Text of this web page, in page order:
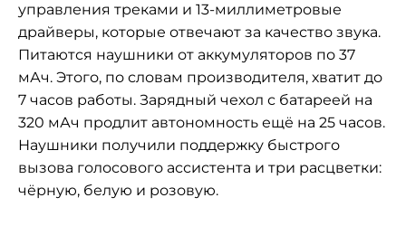
управления треками и 13-миллиметровые
драйверы, которые отвечают за качество звука.
Питаются наушники от аккумуляторов по 37
мАч. Этого, по словам производителя, хватит до
7 часов работы. Зарядный чехол с батареей на
320 мАч продлит автономность ещё на 25 часов.
Наушники получили поддержку быстрого
вызова голосового ассистента и три расцветки:
чёрную, белую и розовую.